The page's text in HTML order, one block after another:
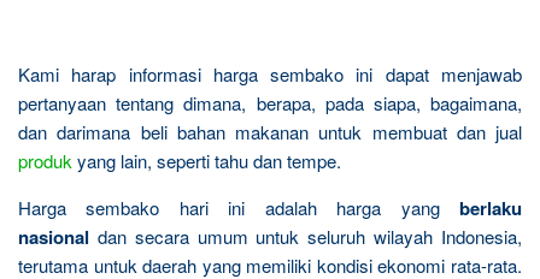
Kami harap informasi harga sembako ini dapat menjawab
pertanyaan tentang dimana, berapa, pada siapa, bagaimana,
dan darimana beli bahan makanan untuk membuat dan jual
produk yang lain, seperti tahu dan tempe.
Harga sembako hari ini adalah harga yang berlaku
nasional dan secara umum untuk seluruh wilayah Indonesia,
terutama untuk daerah yang memiliki kondisi ekonomi rata-rata.